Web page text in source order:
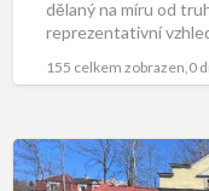
dělaný na míru od
reprezentativní
155 celkem zobrazen,0